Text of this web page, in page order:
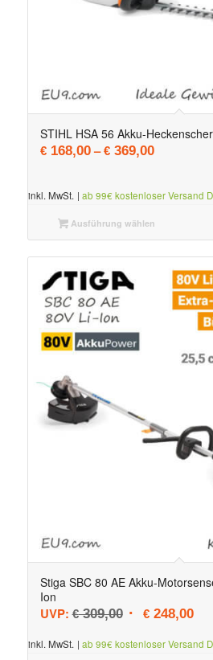
STIHL HSA 56 Akku-
€168,00–€369,00
inkl. MwSt. | ab 99€ kostenloser Versand
Ausführung wählen
Stiga SBC 80 AE Akku-
Ion
UVP: €309,00 Ursprünglicher
€248,00
inkl. MwSt. | ab 99€ kostenloser Versand